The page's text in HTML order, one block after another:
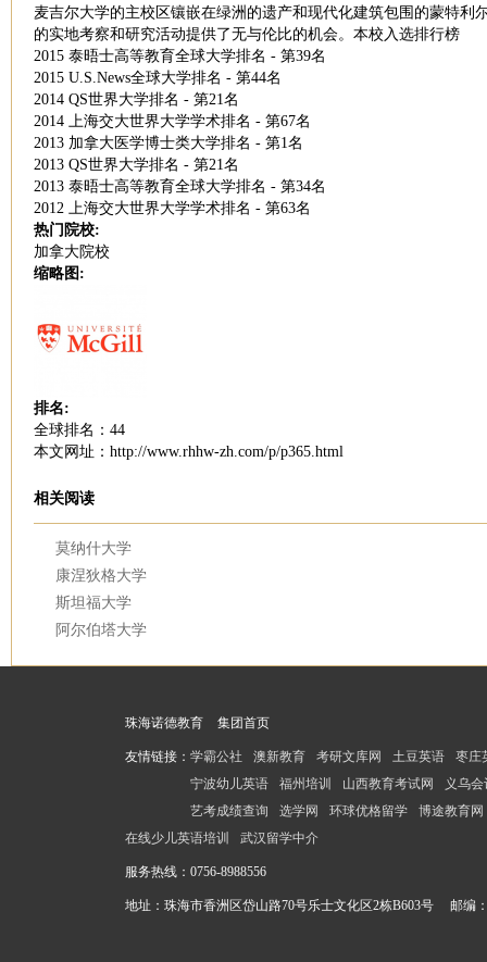
麦吉尔大学的主校区镶嵌在绿洲的遗产和现代化建筑包围的蒙特
的实地考察和研究活动提供了无与伦比的机会。本校入选排行榜
2015 泰晤士高等教育全球大学排名 - 第39名
2015 U.S.News全球大学排名 - 第44名
2014 QS世界大学排名 - 第21名
2014 上海交大世界大学学术排名 - 第67名
2013 加拿大医学博士类大学排名 - 第1名
2013 QS世界大学排名 - 第21名
2013 泰晤士高等教育全球大学排名 - 第34名
2012 上海交大世界大学学术排名 - 第63名
热门院校:
加拿大院校
缩略图:
排名:
全球排名：44
本文网址：http://www.rhhw-zh.com/p/p365.html
相关阅读
莫纳什大学
康涅狄格大学
斯坦福大学
阿尔伯塔大学
珠海诺德教育 集团首页
友情链接： 学霸公社 澳新教育 考研文库网 土豆英语
枣庄
宁波幼儿英语
福州培训 山西教育考试网
义乌
艺考成绩查询
选学网 环球优格留学
博途教育网
在线少儿英语培训
武汉留学中介
服务热线： 0756-8988556
地址：珠海市香洲区岱山路70号乐士文化区2栋B603号 邮编